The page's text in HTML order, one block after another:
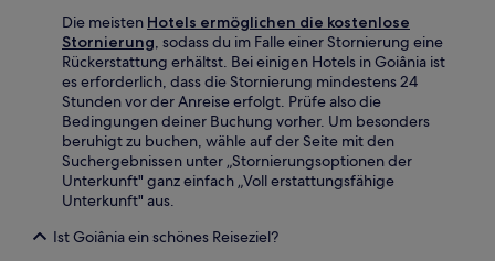
Die meisten Hotels ermöglichen die kostenlose
Stornierung, sodass du im Falle einer Stornierung eine
Rückerstattung erhältst. Bei einigen Hotels in Goiânia ist
es erforderlich, dass die Stornierung mindestens 24
Stunden vor der Anreise erfolgt. Prüfe also die
Bedingungen deiner Buchung vorher. Um besonders
beruhigt zu buchen, wähle auf der Seite mit den
Suchergebnissen unter „Stornierungsoptionen der
Unterkunft" ganz einfach „Voll erstattungsfähige
Unterkunft" aus.
Ist Goiânia ein schönes Reiseziel?